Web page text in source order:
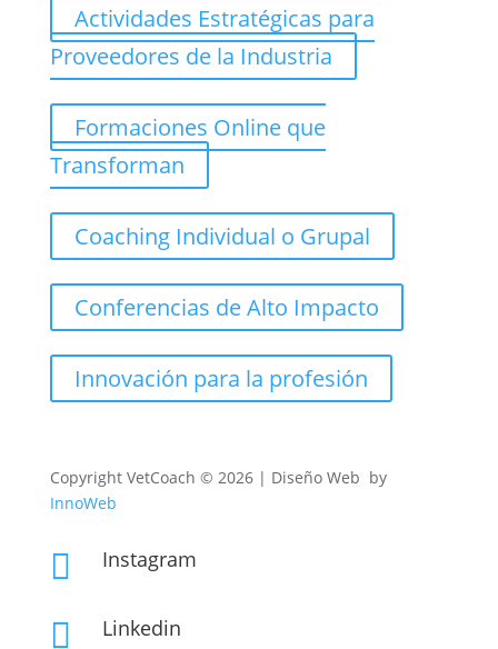
Actividades Estratégicas para
Proveedores de la Industria
Formaciones Online que
Transforman
Coaching Individual o Grupal
Conferencias de Alto Impacto
Innovación para la profesión
CopyrightVetCoach © 2026 | Diseño Web by
InnoWeb
 Instagram
 Linkedin